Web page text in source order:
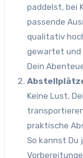
paddelst, bei
passende
qualitativ
gewartet und
Dein
Keine Lust,
praktische
So kannst